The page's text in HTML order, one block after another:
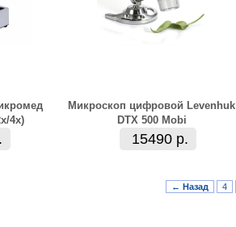
4x)
Микроскоп цифровой Levenhuk
DTX 500 Mobi
15490 р.
← Назад 4